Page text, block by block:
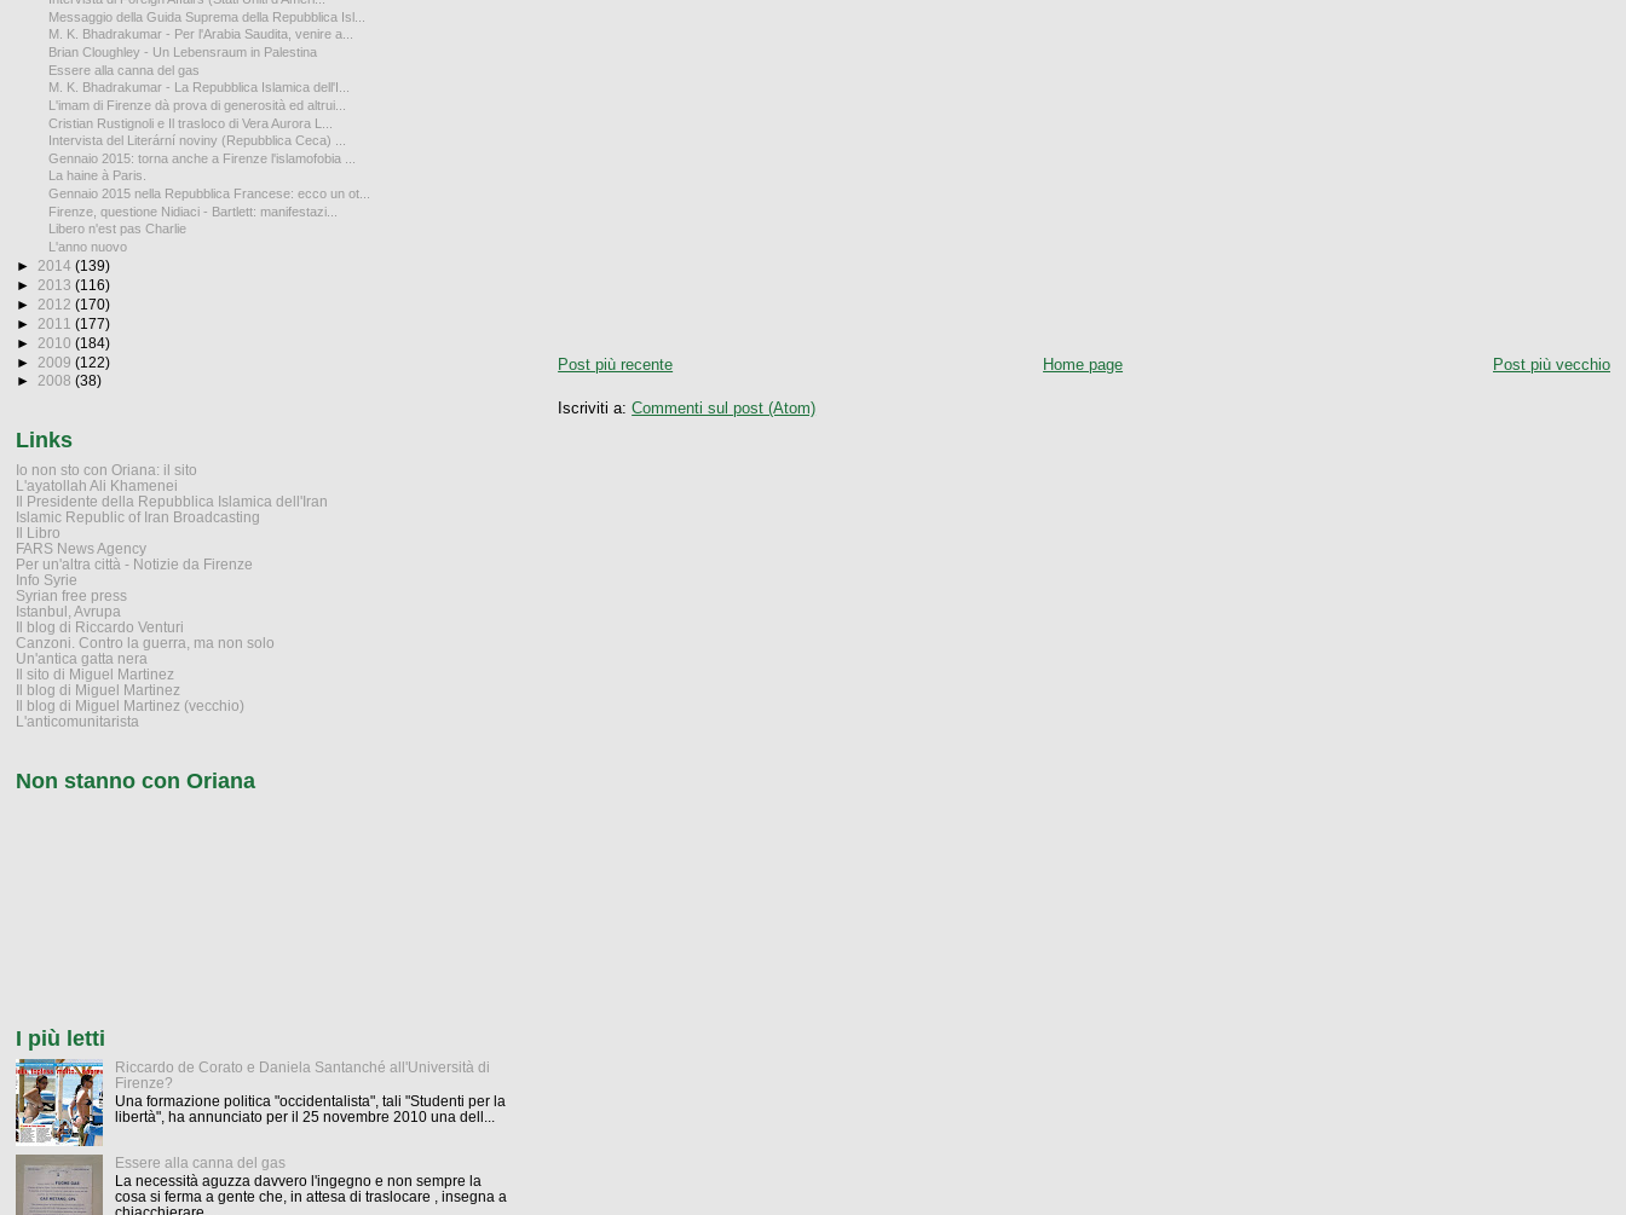
Post più recente Post più vecchio
Home page
Iscriviti a:Commenti sul post (Atom)
Messaggio della Guida Suprema della Repubblica Isl...
M. K. Bhadrakumar - Per l'Arabia Saudita, venire a...
Brian Cloughley - Un Lebensraum in Palestina
Essere alla canna del gas
M. K. Bhadrakumar - La Repubblica Islamica dell'I...
L'imam di Firenze dà prova di generosità ed altrui...
Cristian Rustignoli e Il trasloco di Vera Aurora L...
Intervista del Literární noviny (Repubblica Ceca) ...
Gennaio 2015: torna anche a Firenze l'islamofobia ...
La haine à Paris.
Gennaio 2015 nella Repubblica Francese: ecco un ot...
Firenze, questione Nidiaci - Bartlett: manifestazi...
Libero n'est pas Charlie
L'anno nuovo
► 2014 (139)
► 2013 (116)
► 2012 (170)
► 2011 (177)
► 2010 (184)
► 2009 (122)
► 2008 (38)
Links
Io non sto con Oriana: il sito
L'ayatollah Ali Khamenei
Il Presidente della Repubblica Islamica dell'Iran
Islamic Republic of Iran Broadcasting
Il Libro
FARS News Agency
Per un'altra città - Notizie da Firenze
Info Syrie
Syrian free press
Istanbul, Avrupa
Il blog di Riccardo Venturi
Canzoni. Contro la guerra, ma non solo
Un'antica gatta nera
Il sito di Miguel Martinez
Il blog di Miguel Martinez
Il blog di Miguel Martinez (vecchio)
L'anticomunitarista
Non stanno con Oriana
I più letti
Riccardo de Corato e Daniela Santanché all'Università di
Firenze?
Una formazione politica "occidentalista", tali "Studenti per la
libertà", ha annunciato per il 25 novembre 2010 una dell...
Essere alla canna del gas
La necessità aguzza davvero l'ingegno e non sempre la
cosa si ferma a gente che, in attesa di traslocare , insegna a